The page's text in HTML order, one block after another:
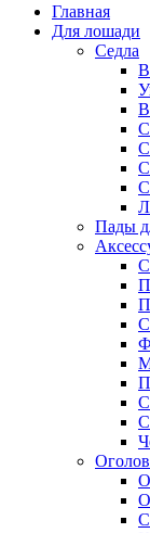
Главная
Для лошади
Седла
Пады